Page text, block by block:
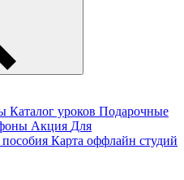
Каталог уроков Подарочные
Акция Для
Карта оффлайн студий